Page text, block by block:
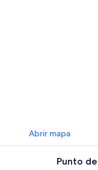
Abrir mapa
Punto